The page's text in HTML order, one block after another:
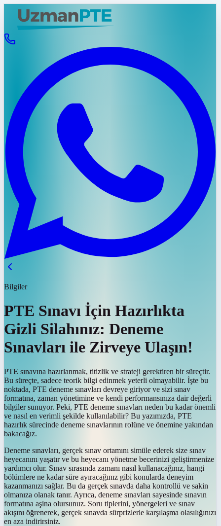
Bilgiler
PTE Sınavı İçin Hazırlıkta
Gizli Silahınız: Deneme
Sınavları ile Zirveye Ulaşın!
PTE sınavına hazırlanmak, titizlik ve strateji gerektiren bir süreçtir.
Bu süreçte, sadece teorik bilgi edinmek yeterli olmayabilir. İşte bu
noktada, PTE deneme sınavları devreye giriyor ve sizi sınav
formatına, zaman yönetimine ve kendi performansınıza dair değerli
bilgiler sunuyor. Peki, PTE deneme sınavları neden bu kadar önemli
ve nasıl en verimli şekilde kullanılabilir? Bu yazımızda, PTE
hazırlık sürecinde deneme sınavlarının rolüne ve önemine yakından
bakacağız.
Deneme sınavları, gerçek sınav ortamını simüle ederek size sınav
heyecanını yaşatır ve bu heyecanı yönetme becerinizi geliştirmenize
yardımcı olur. Sınav sırasında zamanı nasıl kullanacağınız, hangi
bölümlere ne kadar süre ayıracağınız gibi konularda deneyim
kazanmanızı sağlar. Bu da gerçek sınavda daha kontrollü ve sakin
olmanıza olanak tanır. Ayrıca, deneme sınavları sayesinde sınavın
formatına aşina olursunuz. Soru tiplerini, yönergeleri ve sınav
akışını öğrenerek, gerçek sınavda sürprizlerle karşılaşma olasılığınızı
en aza indirirsiniz.